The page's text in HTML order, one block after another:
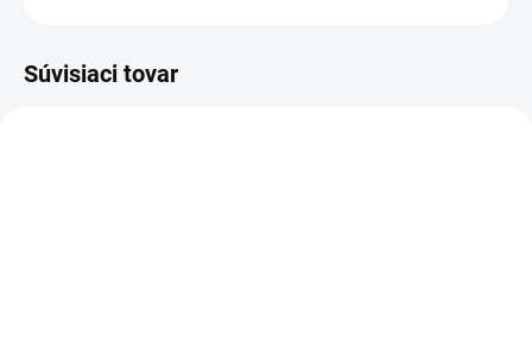
Súvisiaci tovar